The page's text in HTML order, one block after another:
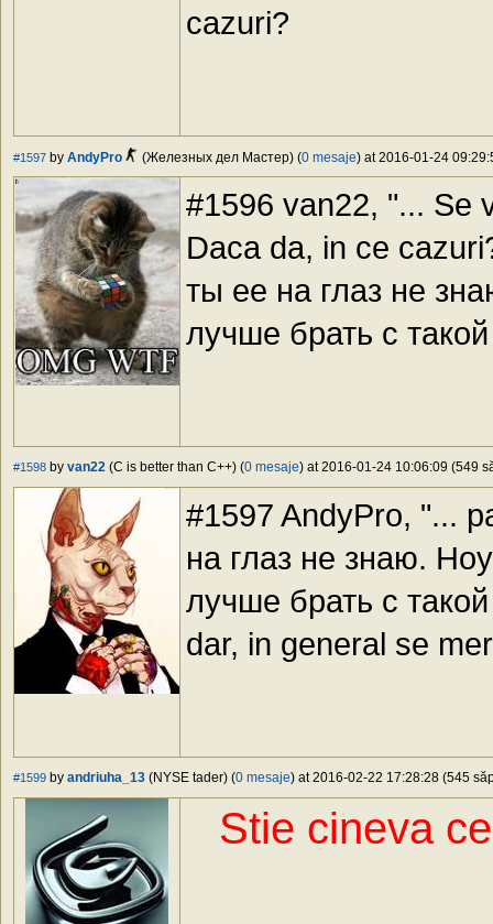
cazuri?
#1597 by AndyPro (Железных дел Мастер) (0 mesaje) at 2016-01-24
#1596 van22, "... Se
Daca da, in ce
ты ее на глаз не
лучше брать с
#1598 by van22 (C is better than C++) (0 mesaje) at 2016-01-24 10:06:09 (549
#1597 AndyPro, "...
на глаз не знаю.
лучше брать с
dar, in general se
#1599 by andriuha_13 (NYSE tader) (0 mesaje) at 2016-02-22 17:28:28 (545
Stie cineva